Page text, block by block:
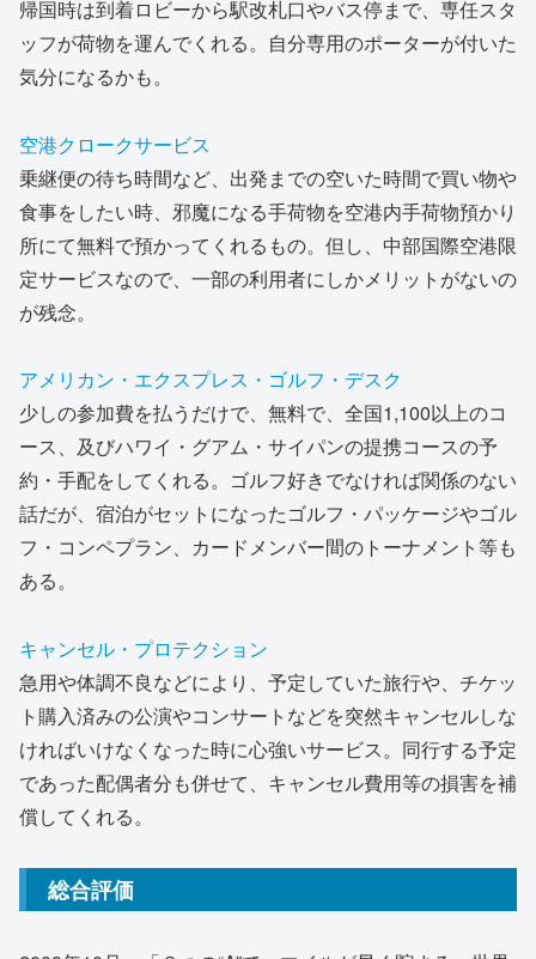
帰国時は到着ロビーから駅改札口やバス停まで、専任スタ
ッフが荷物を運んでくれる。自分専用のポーターが付いた
気分になるかも。
空港クロークサービス
乗継便の待ち時間など、出発までの空いた時間で買い物や
食事をしたい時、邪魔になる手荷物を空港内手荷物預かり
所にて無料で預かってくれるもの。但し、中部国際空港限
定サービスなので、一部の利用者にしかメリットがないの
が残念。
アメリカン・エクスプレス・ゴルフ・デスク
少しの参加費を払うだけで、無料で、全国1,100以上のコ
ース、及びハワイ・グアム・サイパンの提携コースの予
約・手配をしてくれる。ゴルフ好きでなければ関係のない
話だが、宿泊がセットになったゴルフ・パッケージやゴル
フ・コンペプラン、カードメンバー間のトーナメント等も
ある。
キャンセル・プロテクション
急用や体調不良などにより、予定していた旅行や、チケッ
ト購入済みの公演やコンサートなどを突然キャンセルしな
ければいけなくなった時に心強いサービス。同行する予定
であった配偶者分も併せて、キャンセル費用等の損害を補
償してくれる。
総合評価